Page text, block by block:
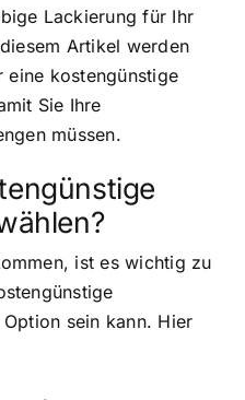
Lackierung für Ihr
Artikel werden
eine kostengünstige
Sie Ihre
müssen.
ist es wichtig zu
sein kann. Hier